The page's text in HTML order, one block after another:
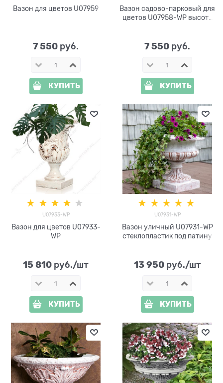
Вазон для цветов U07959
7 550 руб.
КУПИТЬ
Вазон садово-парковый для
цветов U07958-WP высота
7 550 руб.
КУПИТЬ
U07933-WP
Вазон для цветов U07933-
WP
15 810 руб./шт
КУПИТЬ
U07931-WP
Вазон уличный U07931-WP
стеклопластик под патину
13 950 руб./шт
КУПИТЬ